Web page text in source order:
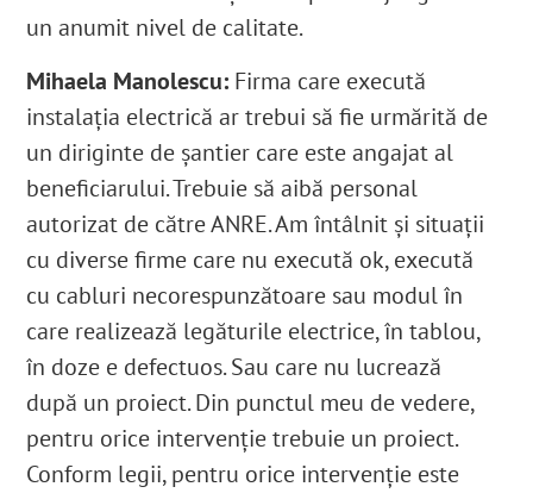
un anumit nivel de calitate.
Mihaela Manolescu: Firma care execută
instalația electrică ar trebui să fie urmărită de
un diriginte de șantier care este angajat al
beneficiarului. Trebuie să aibă personal
autorizat de către ANRE. Am întâlnit și situații
cu diverse firme care nu execută ok, execută
cu cabluri necorespunzătoare sau modul în
care realizează legăturile electrice, în tablou,
în doze e defectuos. Sau care nu lucrează
după un proiect. Din punctul meu de vedere,
pentru orice intervenție trebuie un proiect.
Conform legii, pentru orice intervenție este